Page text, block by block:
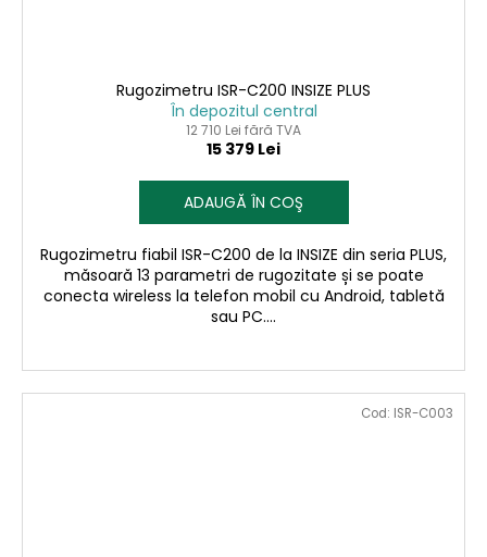
Rugozimetru ISR-C200 INSIZE PLUS
În depozitul central
12 710 Lei fără TVA
15 379 Lei
ADAUGĂ ÎN COŞ
Rugozimetru fiabil ISR-C200 de la INSIZE din seria PLUS,
măsoară 13 parametri de rugozitate și se poate
conecta wireless la telefon mobil cu Android, tabletă
sau PC....
Cod: ISR-C003